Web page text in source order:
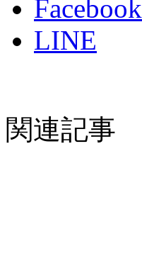
Facebook
LINE
関連記事